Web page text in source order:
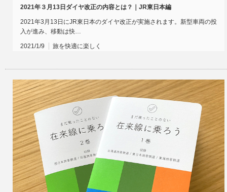
2021年３月13日ダイヤ改正の内容とは？｜JR東日本編
2021年3月13日にJR東日本のダイヤ改正が実施されます。新型車両の投
入が進み、移動は快…
2021/1/9 旅を快適に楽しく